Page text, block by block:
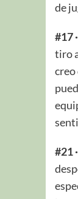
de
#17
tiro
creo
#21